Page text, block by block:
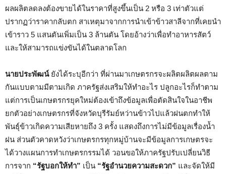
ผลผลิตลดลงต้องขายได้ในราคาที่สูงขึ้นเป็น 2 หรือ 3 เท่าตัวแต่
ปรากฏว่าราคากลับตก สาเหตุมาจากการนำเข้าข้าวสาลีจากที่เคยนำ
เข้าราว 5 แสนตันเพิ่มเป็น 3 ล้านตัน โดยอ้างว่าเพื่อทำอาหารสัตว์
และให้สามารถแข่งขันได้ในตลาดโลก
นายประพัฒน์ยังได้ระบุอีกว่า ที่ผ่านมาเกษตรกรจะผลิตผลิตผลตาม
กันแบบตามมีตามเกิด ภาครัฐส่งเสริมให้ทำอะไร ปลูกอะไรก็ทำตาม
แต่การเป็นเกษตรกรยุคใหม่ต้องเข้าถึงข้อมูลเพื่อตัดสินใจในอาชีพ
ยกตัวอย่างเกษตรกรที่จังหวัดบุรีรัมย์หว่านข้าวไปแล้วฝนตกทำให้
พันธุ์ข้าวเกิดความเสียหายถึง 3 ครั้ง แสดงถึงการไม่มีข้อมูลเรื่องน้ำ
ฝน ส่วนตัวคาดหวังว่าเกษตรกรทุกหมู่บ้านจะมีข้อมูลการเกษตรจะ
ได้วางแผนการทำเกษตรกรรมได้ วอนขอให้ภาครัฐปรับเปลี่ยนวิธี
การจาก “รัฐบอกให้ทำ” เป็น “รัฐอำนวยความสะดวก” และจัดให้มี